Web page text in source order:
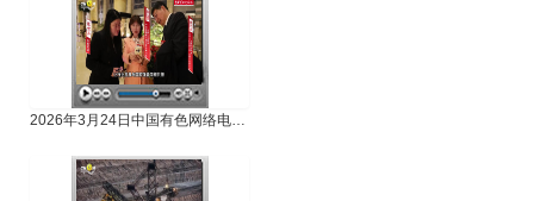
2026年3月24日中国有色网络电视新闻